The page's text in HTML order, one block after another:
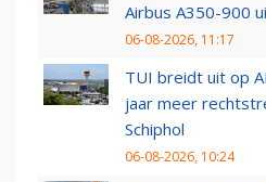
Airbus A350-900
06-08-2026, 11:17
TUI breidt uit op
jaar meer
Schiphol
06-08-2026, 10:24